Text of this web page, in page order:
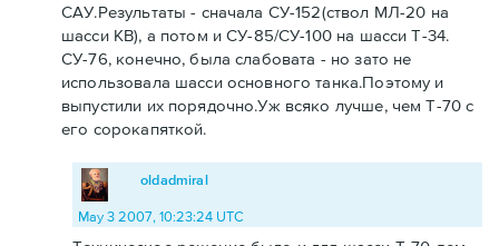
САУ.Результаты - сначала СУ-152(ствол МЛ-20 на
шасси КВ), а потом и СУ-85/СУ-100 на шасси Т-34.
СУ-76, конечно, была слабовата - но зато не
использовала шасси основного танка.Поэтому и
выпустили их порядочно.Уж всяко лучше, чем Т-70 с
его сорокапяткой.
oldadmiral
May 3 2007, 10:23:24 UTC